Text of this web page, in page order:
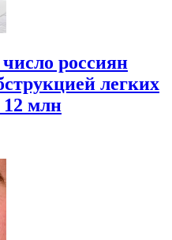
россиян
легких
12 млн